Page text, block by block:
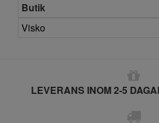
Butik
Visko
LEVERANS INOM 2-5